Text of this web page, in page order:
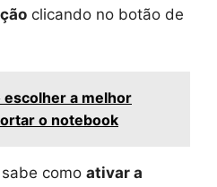
clicando no botão de
escolher a melhor
o notebook
como ativar a